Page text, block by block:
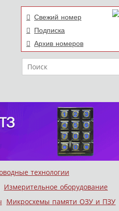
Свежий номер
Подписка
Архив номеров
Поиск
технологии
Измерительное оборудование
Микросхемы памяти ОЗУ и ПЗУ